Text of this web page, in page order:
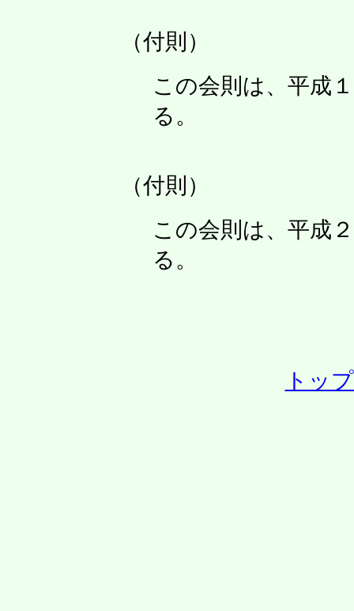
（付則）
この会則は、平成
る。
（付則）
この会則は、平成
る。
トッ